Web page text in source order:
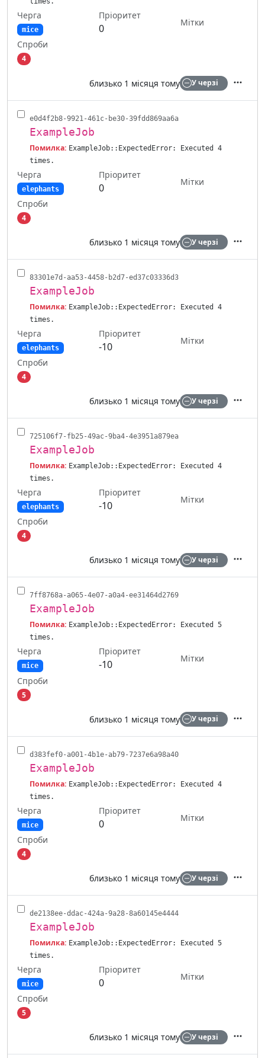
Черга
mice
Пріоритет
0
Мітки
Спроби
4
близько 1 місяця тому У черзі Дії
e0d4f2b8-9921-461c-be30-39fdd869aa6a
ExampleJob
Помилка: ExampleJob::ExpectedError: Executed 4
times.
Черга
elephants
Пріоритет
0
Мітки
Спроби
4
близько 1 місяця тому У черзі
83301e7d-aa53-4458-b2d7-ed37c03336d3
ExampleJob
Помилка: ExampleJob::ExpectedError: Executed 4
times.
Черга
elephants
Пріоритет
-10
Мітки
Спроби
4
близько 1 місяця тому У черзі
725106f7-fb25-49ac-9ba4-4e3951a879ea
ExampleJob
Помилка: ExampleJob::ExpectedError: Executed 4
times.
Черга
elephants
Пріоритет
-10
Мітки
Спроби
4
близько 1 місяця тому У черзі
7ff8768a-a065-4e07-a0a4-ee31464d2769
ExampleJob
Помилка: ExampleJob::ExpectedError: Executed 5
times.
Черга
mice
Пріоритет
-10
Мітки
Спроби
5
близько 1 місяця тому У черзі
d383fef0-a001-4b1e-ab79-7237e6a98a40
ExampleJob
Помилка: ExampleJob::ExpectedError: Executed 4
times.
Черга
mice
Пріоритет
0
Мітки
Спроби
4
близько 1 місяця тому У черзі
de2138ee-ddac-424a-9a28-8a60145e4444
ExampleJob
Помилка: ExampleJob::ExpectedError: Executed 5
times.
Черга
mice
Пріоритет
0
Мітки
Спроби
5
близько 1 місяця тому У черзі